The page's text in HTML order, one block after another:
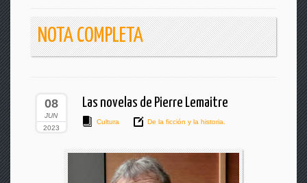
NOTA COMPLETA
08
JUN
2023
Las novelas de Pierre Lemaitre
Cultura De la ficción y la historia.